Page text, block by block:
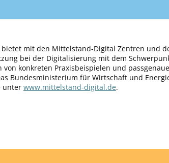
mit den Mittelstand-Digital Zentren und
bei der Digitalisierung mit dem
konkreten Praxisbeispielen und
Bundesministerium für Wirtschaft und
unter www.mittelstand-digital.de.